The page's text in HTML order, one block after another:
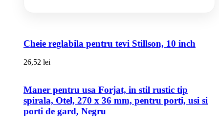
Cheie reglabila pentru tevi Stillson, 10 inch
26,52 lei
Maner pentru usa Forjat, in stil rustic tip
spirala, Otel, 270 x 36 mm, pentru porti, usi si
porti de gard, Negru